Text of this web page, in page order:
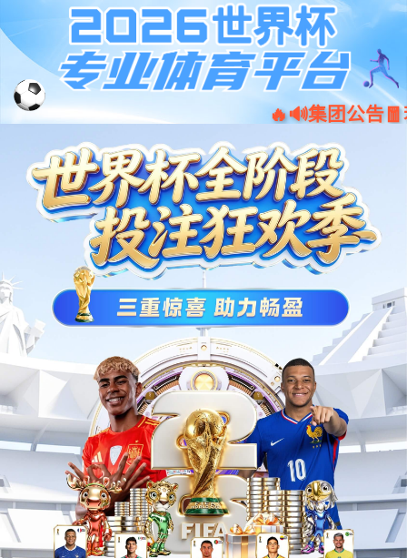
jiuyou.com·(中国区)官方网站
股票
代码 001266
压力
ePST7000单通道压力传感器